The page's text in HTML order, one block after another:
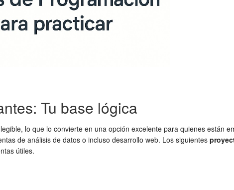
Tu base lógica
lo que lo convierte en una opción excelente para quienes están
de análisis de datos o incluso desarrollo web. Los siguientes
útiles.